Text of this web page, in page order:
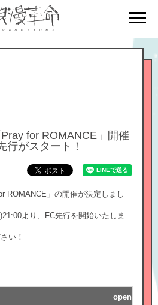
for ROMANCE」開催
行がスタート！
ROMANCE」の開催が決定しまし
より、FC先行を開始いたしま
い！
open/start